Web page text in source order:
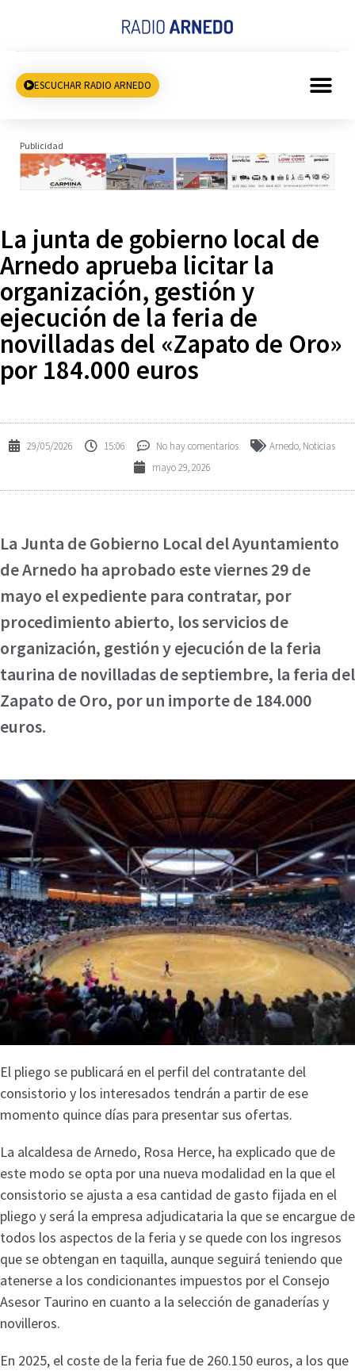
ESCUCHAR RADIO ARNEDO
Publicidad
La junta de gobierno local de
Arnedo aprueba licitar la
organización, gestión y
ejecución de la feria de
novilladas del «Zapato de Oro»
por 184.000 euros
29/05/2026 15:06 No hay comentarios Arnedo, Noticias
mayo 29, 2026
La Junta de Gobierno Local del Ayuntamiento
de Arnedo ha aprobado este viernes 29 de
mayo el expediente para contratar, por
procedimiento abierto, los servicios de
organización, gestión y ejecución de la feria
taurina de novilladas de septiembre, la feria del
Zapato de Oro, por un importe de 184.000
euros.
El pliego se publicará en el perfil del contratante del
consistorio y los interesados tendrán a partir de ese
momento quince días para presentar sus ofertas.
La alcaldesa de Arnedo, Rosa Herce, ha explicado que de
este modo se opta por una nueva modalidad en la que el
consistorio se ajusta a esa cantidad de gasto fijada en el
pliego y será la empresa adjudicataria la que se encargue de
todos los aspectos de la feria y se quede con los ingresos
que se obtengan en taquilla, aunque seguirá teniendo que
atenerse a los condicionantes impuestos por el Consejo
Asesor Taurino en cuanto a la selección de ganaderías y
novilleros.
En 2025, el coste de la feria fue de 260.150 euros, a los que